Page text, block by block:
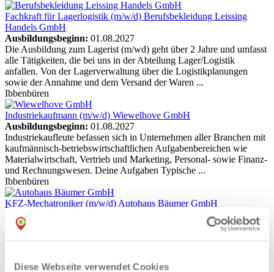
Diese Webseite verwendet Cookies
Fachkraft für Lagerlogistik (m/w/d) Berufsbekleidung Leissing
Handels GmbH
Ausbildungsbeginn: 01.08.2027
Die Ausbildung zum Lagerist (m/wd) geht über 2 Jahre und umfasst
alle Tätigkeiten, die bei uns in der Abteilung Lager/Logistik
anfallen. Von der Lagerverwaltung über die Logistikplanungen
sowie der Annahme und dem Versand der Waren ...
Ibbenbüren
Industriekaufmann (m/w/d) Wiewelhove GmbH
Ausbildungsbeginn: 01.08.2027
Industriekaufleute befassen sich in Unternehmen aller Branchen mit
kaufmännisch-betriebswirtschaftlichen Aufgabenbereichen wie
Materialwirtschaft, Vertrieb und Marketing, Personal- sowie Finanz-
und Rechnungswesen. Deine Aufgaben Typische ...
Ibbenbüren
KFZ-Mechatroniker (m/w/d) Autohaus Bäumer GmbH
Ausbildungsbeginn:
Dich erwarten vielfältige Aufgaben innerhalb der Ausbildung und
Ibbenbüren